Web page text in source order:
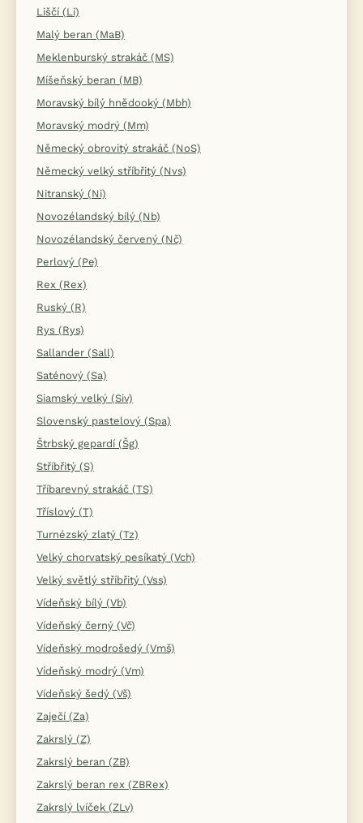
Liščí (Li)
Malý beran (MaB)
Meklenburský strakáč (MS)
Míšeňský beran (MB)
Moravský bílý hnědooký (Mbh)
Moravský modrý (Mm)
Německý obrovitý strakáč (NoS)
Německý velký stříbřitý (Nvs)
Nitranský (Ni)
Novozélandský bílý (Nb)
Novozélandský červený (Nč)
Perlový (Pe)
Rex (Rex)
Ruský (R)
Rys (Rys)
Sallander (Sall)
Saténový (Sa)
Siamský velký (Siv)
Slovenský pastelový (Spa)
Štrbský gepardí (Šg)
Stříbřitý (S)
Tříbarevný strakáč (TS)
Tříslový (T)
Turnézský zlatý (Tz)
Velký chorvatský pesíkatý (Vch)
Velký světlý stříbřitý (Vss)
Vídeňský bílý (Vb)
Vídeňský černý (Vč)
Vídeňský modrošedý (Vmš)
Vídeňský modrý (Vm)
Vídeňský šedý (Vš)
Zaječí (Za)
Zakrslý (Z)
Zakrslý beran (ZB)
Zakrslý beran rex (ZBRex)
Zakrslý lvíček (ZLv)